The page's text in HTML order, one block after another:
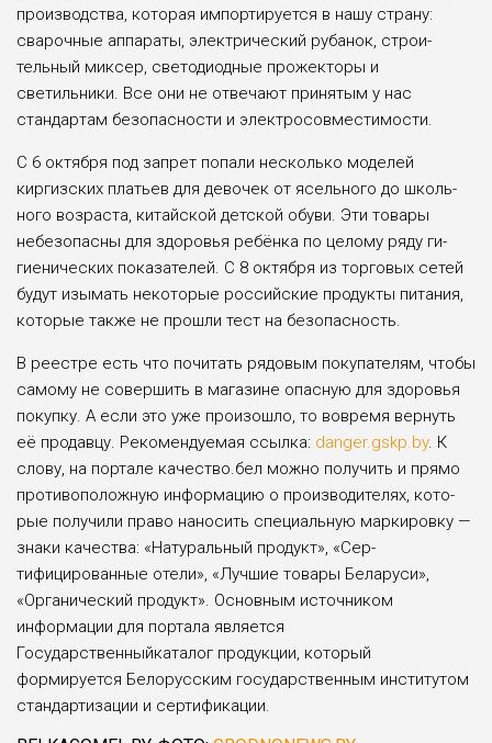
производства, которая импортиру­ется в нашу страну:
сварочные аппа­раты, электрический рубанок, строи­
тельный миксер, светодиодные про­жекторы и
светильники. Все они не отвечают принятым у нас
стандар­там безопасности и электросовме­стимости.
С 6 октября под запрет попали не­сколько моделей
киргизских платьев для девочек от ясельного до школь­
ного возраста, китайской детской обуви. Эти товары
небезопасны для здоровья ребёнка по целому ряду ги­
гиенических показателей. С 8 октя­бря из торговых сетей
будут изымать некоторые российские продукты пи­тания,
которые также не прошли тест на безопасность.
В реестре есть что почитать рядовым покупателям, чтобы
самому не совершить в мага­зине опасную для здоровья
покупку. А если это уже про­изошло, то вовремя вернуть
её продавцу. Рекомендуемая ссылка: danger.gskp.by. К
сло­ву, на портале качество.бел можно получить и прямо
противоположную информа­цию о производителях, кото­
рые получили право нано­сить специальную маркиров­ку —
знаки качества: «Нату­ральный продукт», «Сер­
тифицированные отели», «Лучшие товары Беларуси»,
«Органический продукт». Основным источником
информации для портала является
Государственныйкаталог продукции, который
формируется Белорусским государственным институ­том
стандартизации и сертификации.